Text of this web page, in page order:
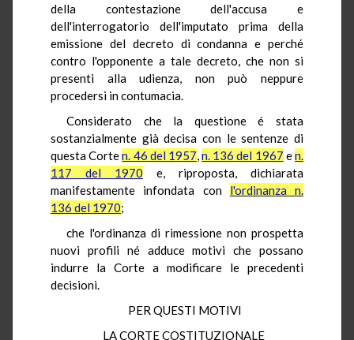
della contestazione dell'accusa e
dell'interrogatorio dell'imputato prima della
emissione del decreto di condanna e perché
contro l'opponente a tale decreto, che non si
presenti alla udienza, non può neppure
procedersi in contumacia.
Considerato che la questione é stata
sostanzialmente già decisa con le sentenze di
questa Corten. 46 del 1957,n. 136 del 1967 en.
117 del 1970 e, riproposta, dichiarata
manifestamente infondata con l'ordinanza n.
136 del 1970;
che l'ordinanza di rimessione non prospetta
nuovi profili né adduce motivi che possano
indurre la Corte a modificare le precedenti
decisioni.
PER QUESTI MOTIVI
LA CORTE COSTITUZIONALE